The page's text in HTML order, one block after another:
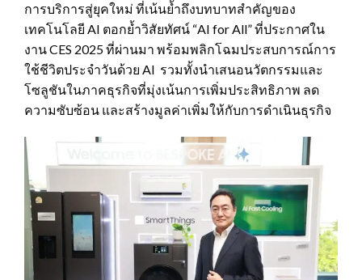
การบริการสู่ยุคใหม่ ที่เน้นย้ำถึงบทบาทสำคัญของ
เทคโนโลยี AI ตอกย้ำวิสัยทัศน์ “AI for All” ที่ประกาศใน
งาน CES 2025 ที่ผ่านมา พร้อมพลิกโฉมประสบการณ์การ
ใช้ชีวิตประจำวันด้วย AI รวมทั้งนำเสนอนวัตกรรมและ
โซลูชันในภาคธุรกิจที่มุ่งเน้นการเพิ่มประสิทธิภาพ ลด
ความซับซ้อน และสร้างมูลค่าเพิ่มให้กับการดำเนินธุรกิจ